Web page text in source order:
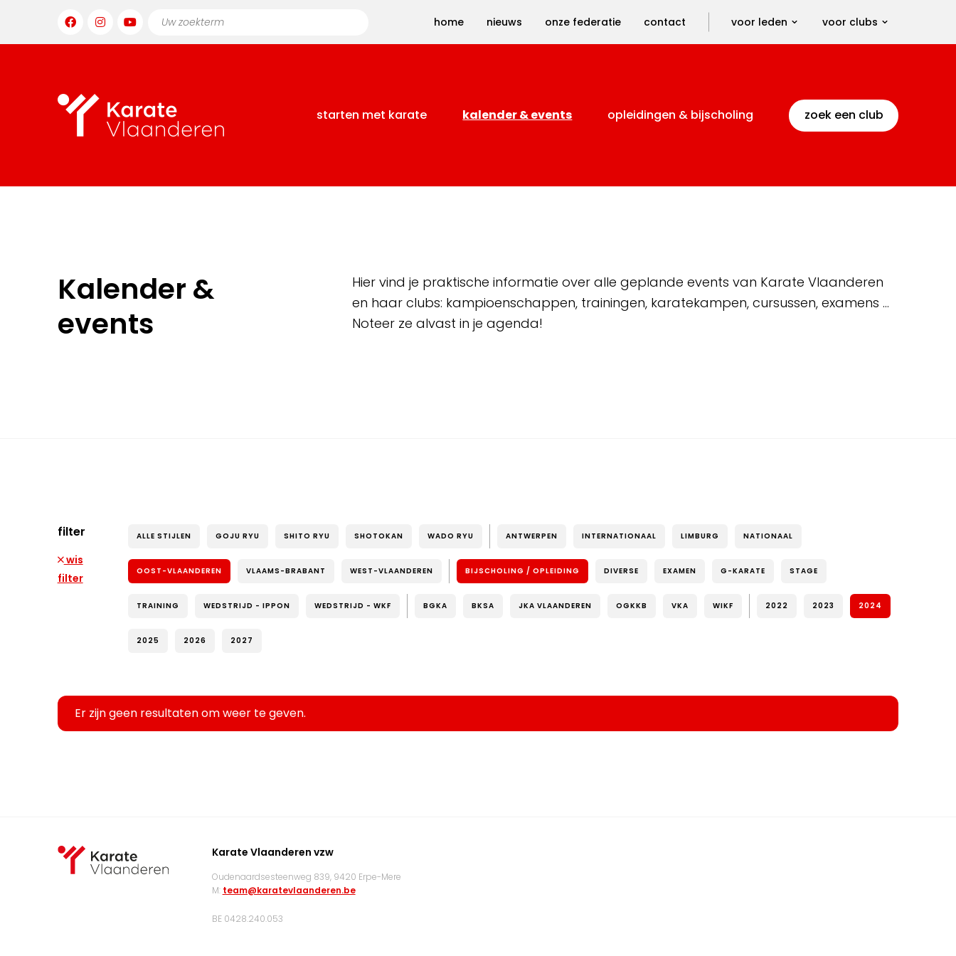
home nieuws onze federatie contact voor leden voor clubs
starten met karate kalender & events opleidingen & bijscholing zoek een club
Kalender &
events
Hier vind je praktische informatie over alle geplande events van Karate Vlaanderen
en haar clubs: kampioenschappen, trainingen, karatekampen, cursussen, examens …
Noteer ze alvast in je agenda!
filter
wis
filter
ALLE STIJLEN GOJU RYU SHITO RYU SHOTOKAN WADO RYU ANTWERPEN INTERNATIONAAL LIMBURG NATIONAAL
OOST-VLAANDEREN VLAAMS-BRABANT WEST-VLAANDEREN BIJSCHOLING / OPLEIDING DIVERSE EXAMEN G-KARATE STAGE
TRAINING WEDSTRIJD - IPPON WEDSTRIJD - WKF BGKA BKSA JKA VLAANDEREN OGKKB VKA WIKF 2022 2023 2024
2025 2026 2027
Er zijn geen resultaten om weer te geven.
Karate Vlaanderen vzw
Oudenaardsesteenweg 839, 9420 Erpe-Mere
M: team@karatevlaanderen.be
BE 0428.240.053